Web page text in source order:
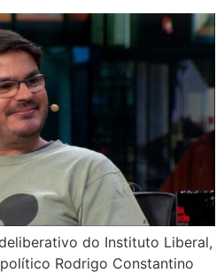
do Instituto Liberal,
Rodrigo Constantino